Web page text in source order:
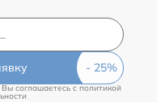
Вы соглашаетесь cполитикой